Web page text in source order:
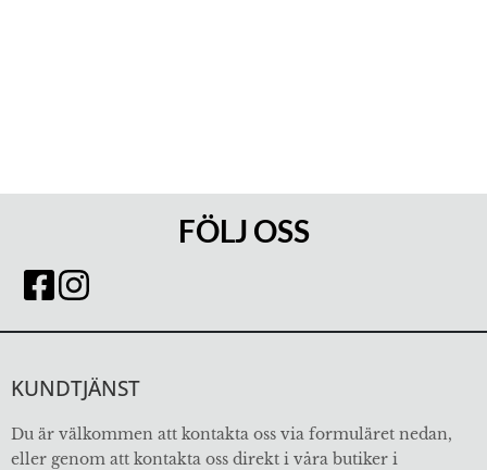
FÖLJ OSS
KUNDTJÄNST
Du är välkommen att kontakta oss via formuläret nedan,
eller genom att kontakta oss direkt i våra butiker i